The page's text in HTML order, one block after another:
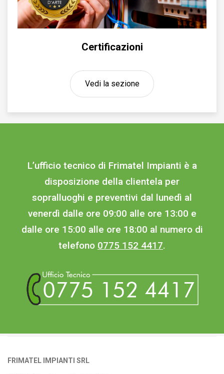
Certificazioni
Vedi la sezione
L’ufficio tecnico di Frimatel Impianti è a
disposizione della clientela per
sopralluoghi e preventivi dal lunedì al
venerdì dalle ore 09:00 alle ore 13:00 e
dalle ore 15:00 alle ore 18:00 al numero di
telefono 0775 152 4417.
FRIMATEL IMPIANTI SRL